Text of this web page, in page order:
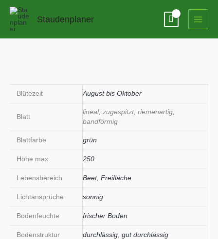
Zum
springen
Staudenplaner
Blütezeit August bis Oktober
Blatt
lineal, zugespitzt, riemenartig,
bandförmig
Blattfarbe grün
Höhe max 250
Lebensbereich Beet, Freifläche
Lichtansprüche sonnig
Bodenfeuchte frischer Boden
Bodenstruktur durchlässig gut durchlässig